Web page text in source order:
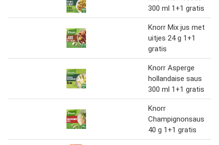
300 ml 1+1 gratis
Knorr Mix jus met
uitjes 24 g 1+1
gratis
Knorr Asperge
hollandaise saus
300 ml 1+1 gratis
Knorr
Champignonsaus
40 g 1+1 gratis